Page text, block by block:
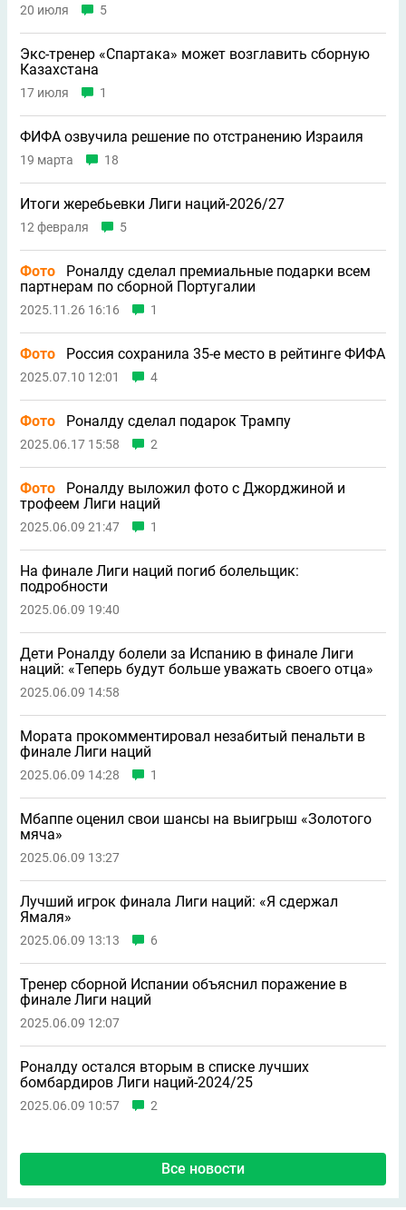
20 июля 5
Экс-тренер «Спартака» может возглавить сборную
Казахстана
17 июля 1
ФИФА озвучила решение по отстранению Израиля
19 марта 18
Итоги жеребьевки Лиги наций-2026/27
12 февраля 5
Фото
Роналду сделал премиальные подарки всем
партнерам по сборной Португалии
2025.11.26 16:16 1
Фото Россия сохранила 35-е место в рейтинге ФИФА
2025.07.10 12:01 4
Фото Роналду сделал подарок Трампу
2025.06.17 15:58 2
Фото
Роналду выложил фото с Джорджиной и
трофеем Лиги наций
2025.06.09 21:47 1
На финале Лиги наций погиб болельщик:
подробности
2025.06.09 19:40
Дети Роналду болели за Испанию в финале Лиги
наций: «Теперь будут больше уважать своего отца»
2025.06.09 14:58
Мората прокомментировал незабитый пенальти в
финале Лиги наций
2025.06.09 14:28 1
Мбаппе оценил свои шансы на выигрыш «Золотого
мяча»
2025.06.09 13:27
Лучший игрок финала Лиги наций: «Я сдержал
Ямаля»
2025.06.09 13:13 6
Тренер сборной Испании объяснил поражение в
финале Лиги наций
2025.06.09 12:07
Роналду остался вторым в списке лучших
бомбардиров Лиги наций-2024/25
2025.06.09 10:57 2
Все новости